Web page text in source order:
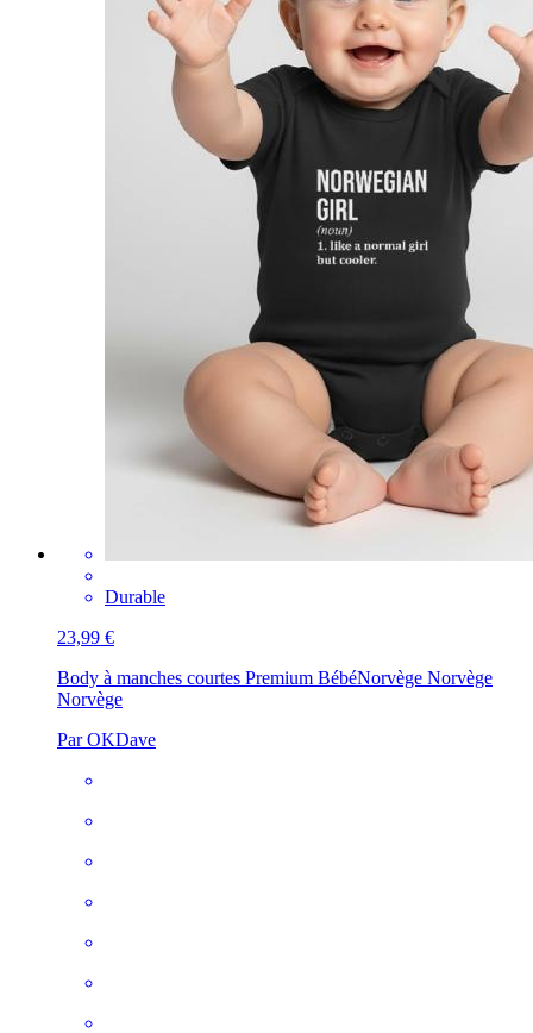
Durable
23,99 €
Body à manches courtes Premium BébéNorvège Norvège
Norvège
Par OKDave